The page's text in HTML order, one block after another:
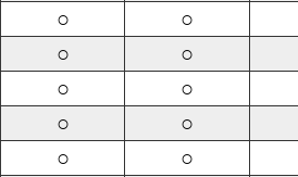
○ ○
○ ○
○ ○
○ ○
○ ○